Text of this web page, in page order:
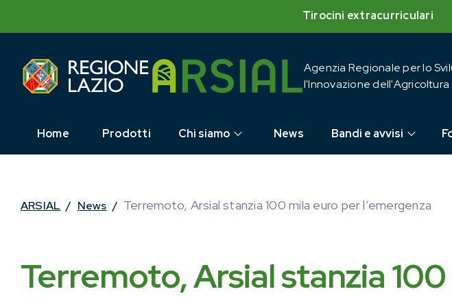
Tirocini extracurriculari
Agenzia Regionale per lo
l'Innovazione dell'Agricoltura
Home Prodotti Chi siamo News Bandi e avvisi
ARSIAL / News / Terremoto, Arsial stanzia 100 mila euro per l’emergenza
Terremoto, Arsial stanzia